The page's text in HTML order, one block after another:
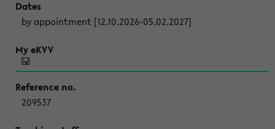
by appointment [12.10.2026-05.02.2027]
209537